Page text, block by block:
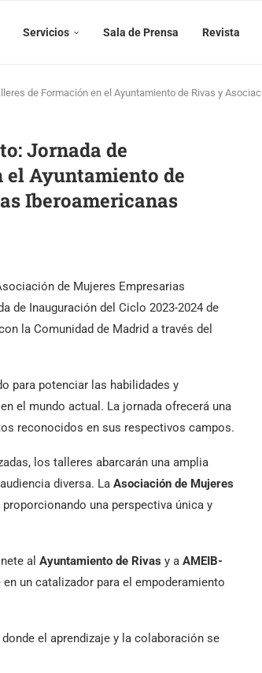
Servicios Sala de Prensa Revista
de Formación en el Ayuntamiento de Rivas y
Jornada de
el Ayuntamiento de
Iberoamericanas
de Mujeres Empresarias
de Inauguración del Ciclo 2023-2024 de
la Comunidad de Madrid a través del
para potenciar las habilidades y
el mundo actual. La jornada ofrecerá una
reconocidos en sus respectivos campos.
los talleres abarcarán una amplia
diversa. La Asociación de Mujeres
una perspectiva única y
al Ayuntamiento de Rivas y a AMEIB-
un catalizador para el empoderamiento
el aprendizaje y la colaboración se